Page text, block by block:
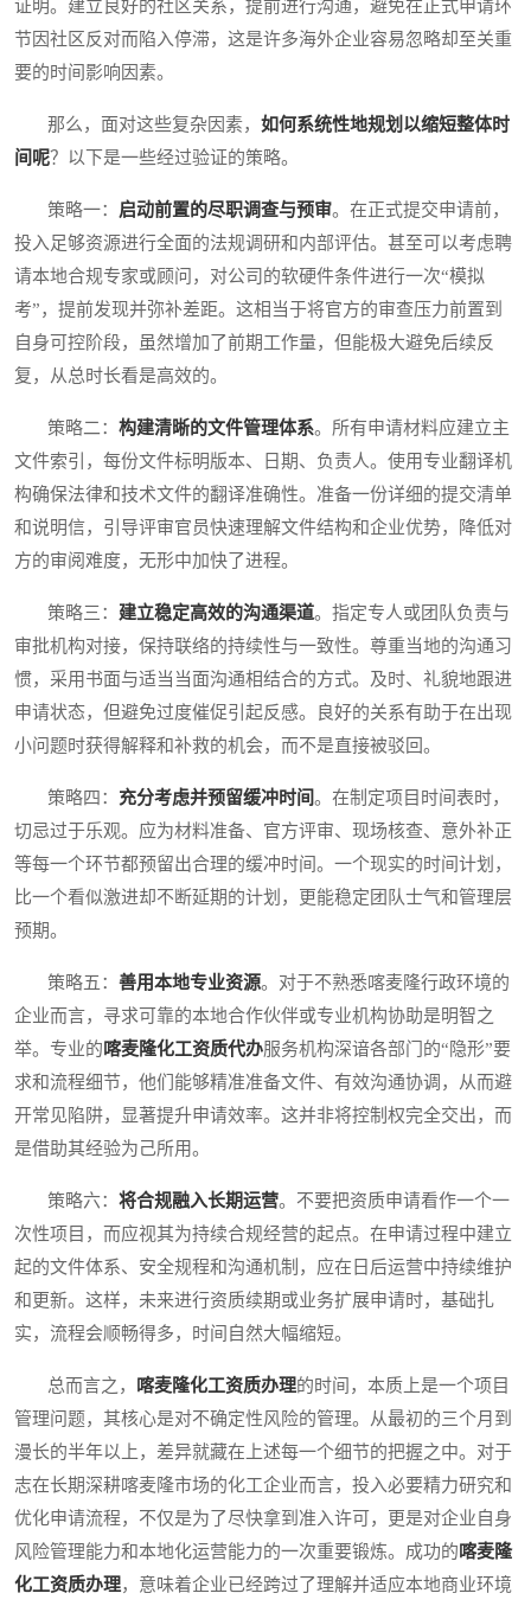
证明。建立良好的社区关系，提前进行沟通，避免在正式申请环
节因社区反对而陷入停滞，这是许多海外企业容易忽略却至关重
要的时间影响因素。
那么，面对这些复杂因素， 如何系统性地规划以缩短整体时
间呢？以下是一些经过验证的策略。
策略一： 启动前置的尽职调查与预审。在正式提交申请前，
投入足够资源进行全面的法规调研和内部评估。甚至可以考虑聘
请本地合规专家或顾问，对公司的软硬件条件进行一次“模拟
考”，提前发现并弥补差距。这相当于将官方的审查压力前置到
自身可控阶段，虽然增加了前期工作量，但能极大避免后续反
复，从总时长看是高效的。
策略二： 构建清晰的文件管理体系。所有申请材料应建立主
文件索引，每份文件标明版本、日期、负责人。使用专业翻译机
构确保法律和技术文件的翻译准确性。准备一份详细的提交清单
和说明信，引导评审官员快速理解文件结构和企业优势，降低对
方的审阅难度，无形中加快了进程。
策略三： 建立稳定高效的沟通渠道。指定专人或团队负责与
审批机构对接，保持联络的持续性与一致性。尊重当地的沟通习
惯，采用书面与适当当面沟通相结合的方式。及时、礼貌地跟进
申请状态，但避免过度催促引起反感。良好的关系有助于在出现
小问题时获得解释和补救的机会，而不是直接被驳回。
策略四： 充分考虑并预留缓冲时间 。在制定项目时间表时，
切忌过于乐观。应为材料准备、官方评审、现场核查、意外补正
等每一个环节都预留出合理的缓冲时间。一个现实的时间计划，
比一个看似激进却不断延期的计划，更能稳定团队士气和管理层
预期。
策略五： 善用本地专业资源。对于不熟悉喀麦隆行政环境的
企业而言，寻求可靠的本地合作伙伴或专业机构协助是明智之
举。专业的喀麦隆化工资质代办服务机构深谙各部门的“隐形”要
求和流程细节，他们能够精准准备文件、有效沟通协调，从而避
开常见陷阱，显著提升申请效率。这并非将控制权完全交出，而
是借助其经验为己所用。
策略六： 将合规融入长期运营。不要把资质申请看作一个一
次性项目，而应视其为持续合规经营的起点。在申请过程中建立
起的文件体系、安全规程和沟通机制，应在日后运营中持续维护
和更新。这样，未来进行资质续期或业务扩展申请时，基础扎
实，流程会顺畅得多，时间自然大幅缩短。
总而言之， 喀麦隆化工资质办理的时间，本质上是一个项目
管理问题，其核心是对不确定性风险的管理。从最初的三个月到
漫长的半年以上，差异就藏在上述每一个细节的把握之中。对于
志在长期深耕喀麦隆市场的化工企业而言，投入必要精力研究和
优化申请流程，不仅是为了尽快拿到准入许可，更是对企业自身
风险管理能力和本地化运营能力的一次重要锻炼。成功的喀麦隆
化工资质办理，意味着企业已经跨过了理解并适应本地商业环境